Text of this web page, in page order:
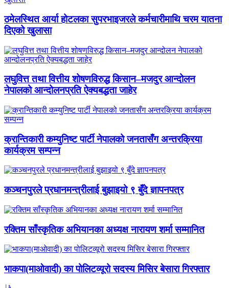
ठमेलस्थित आर्या होटलका सुपरभाइजरले कर्मचारीमाथि चरम यातना
दिएको खुलासा
लघुवित्त तथा वित्तीय शोषणविरुद्ध किसान–मजदुर आन्दोलन
नेपालको आन्दोलनप्रति ऐक्यबद्धता जाहेर
क्रान्तिकारी कम्युनिष्ट पार्टी नेपालको जनतासँग अन्तरक्रिया
कार्यक्रम सम्पन्न
कञ्चनपुरले प्रधानमन्त्रीलाई बुझाइयो ९ बुँदे ज्ञापनपत्र
रक्तिम साँस्कृतिक अभियानका अध्यक्ष नारायण शर्मा सम्मानित
भाकपा(माओवादी) का पोलिटव्यूरो सदस्य मिसिर बेसारा गिरफ्तार